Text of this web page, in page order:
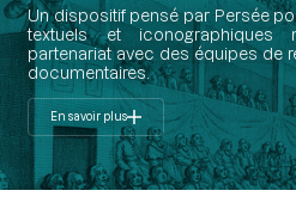
Un dispositif pensé par Persée
textuels et iconographiques
partenariat avec des équipes de
documentaires.
En savoir plus